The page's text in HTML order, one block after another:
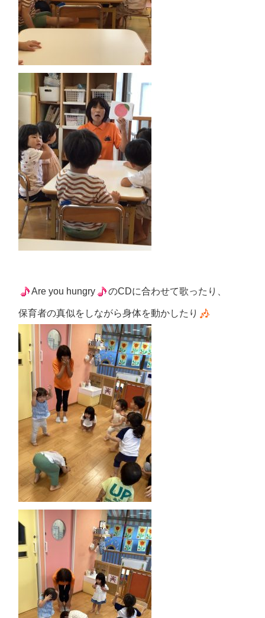
Are you hungry のCDに合わせて歌ったり、
保育者の真似をしながら身体を動かしたり